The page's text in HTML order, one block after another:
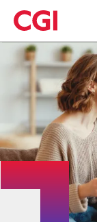
Skip
to
main
content